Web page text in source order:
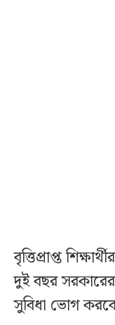
বৃত্তিপ্রাপ্ত
দুই বছর
সুবিধা ভোগ